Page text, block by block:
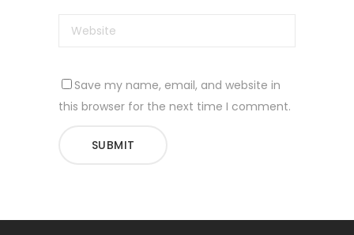
Save my name, email, and website in
this browser for the next time I comment.
SUBMIT